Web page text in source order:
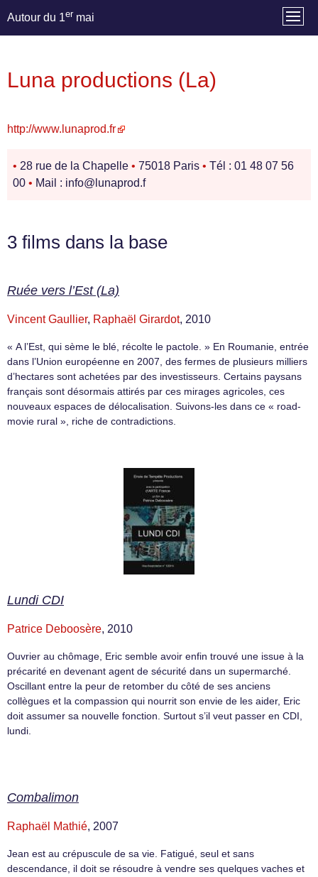
Autour du 1er mai
Luna productions (La)
http://www.lunaprod.fr
• 28 rue de la Chapelle • 75018 Paris • Tél : 01 48 07 56
00 • Mail : info@lunaprod.f
3 films dans la base
Ruée vers l’Est (La)
Vincent Gaullier, Raphaël Girardot, 2010
« A l’Est, qui sème le blé, récolte le pactole. » En Roumanie, entrée
dans l’Union européenne en 2007, des fermes de plusieurs milliers
d’hectares sont achetées par des investisseurs. Certains paysans
français sont désormais attirés par ces mirages agricoles, ces
nouveaux espaces de délocalisation. Suivons-les dans ce « road-
movie rural », riche de contradictions.
Lundi CDI
Patrice Deboosère, 2010
Ouvrier au chômage, Eric semble avoir enfin trouvé une issue à la
précarité en devenant agent de sécurité dans un supermarché.
Oscillant entre la peur de retomber du côté de ses anciens
collègues et la compassion qui nourrit son envie de les aider, Eric
doit assumer sa nouvelle fonction. Surtout s’il veut passer en CDI,
lundi.
Combalimon
Raphaël Mathié, 2007
Jean est au crépuscule de sa vie. Fatigué, seul et sans
descendance, il doit se résoudre à vendre ses quelques vaches et